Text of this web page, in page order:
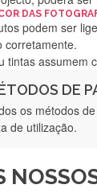
DAS
podem ser
corretamente.
tintas assumem
DE
os métodos
de utilização.